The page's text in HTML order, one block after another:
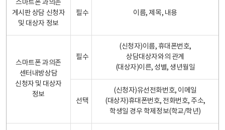
스마트폰 과의존
게시판 상담 신청자
및 대상자 정보
필수 이름, 제목, 내용
스마트폰 과의존
센터내방상담
신청자 및 대상자
정보
필수
(신청자)이름, 휴대폰번호,
상담대상자와의 관계
(대상자)이른, 성별, 생년월일
선택
(신청자)유선전화번호, 이메일
(대상자)휴대폰번호, 전화번호, 주소,
학생일 경우 학제정보(학교/학년)